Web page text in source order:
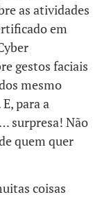
as atividades
em
gestos faciais
​​mesmo
para a
surpresa! Não
quem quer
coisas